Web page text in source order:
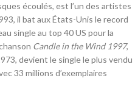
écoulés, est l’un des artistes
il bat aux États-Unis le record
single au top 40 US pour la
Candle in the Wind 1997,
devient le single le plus vendu
33 millions d’exemplaires